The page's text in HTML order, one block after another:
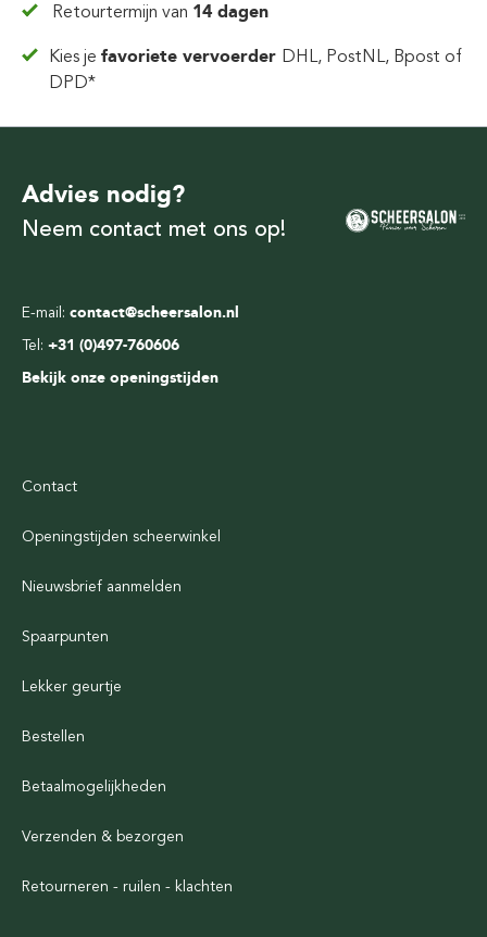
Retourtermijn van 14 dagen
Kies jefavoriete vervoerder DHL, PostNL, Bpost of
DPD*
E-mail: contact@scheersalon.nl
Tel: +31 (0)497-760606
Bekijk onze openingstijden
Advies nodig?
Neem contact met ons op!
Contact
Openingstijden scheerwinkel
Nieuwsbrief aanmelden
Spaarpunten
Lekker geurtje
Bestellen
Betaalmogelijkheden
Verzenden & bezorgen
Retourneren - ruilen - klachten